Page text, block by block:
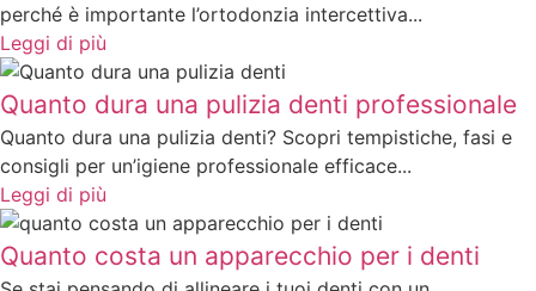
perché è importante l’ortodonzia intercettiva...
Leggi di più
Quanto dura una pulizia denti professionale
Quanto dura una pulizia denti? Scopri tempistiche, fasi e
consigli per un’igiene professionale efficace...
Leggi di più
Quanto costa un apparecchio per i denti